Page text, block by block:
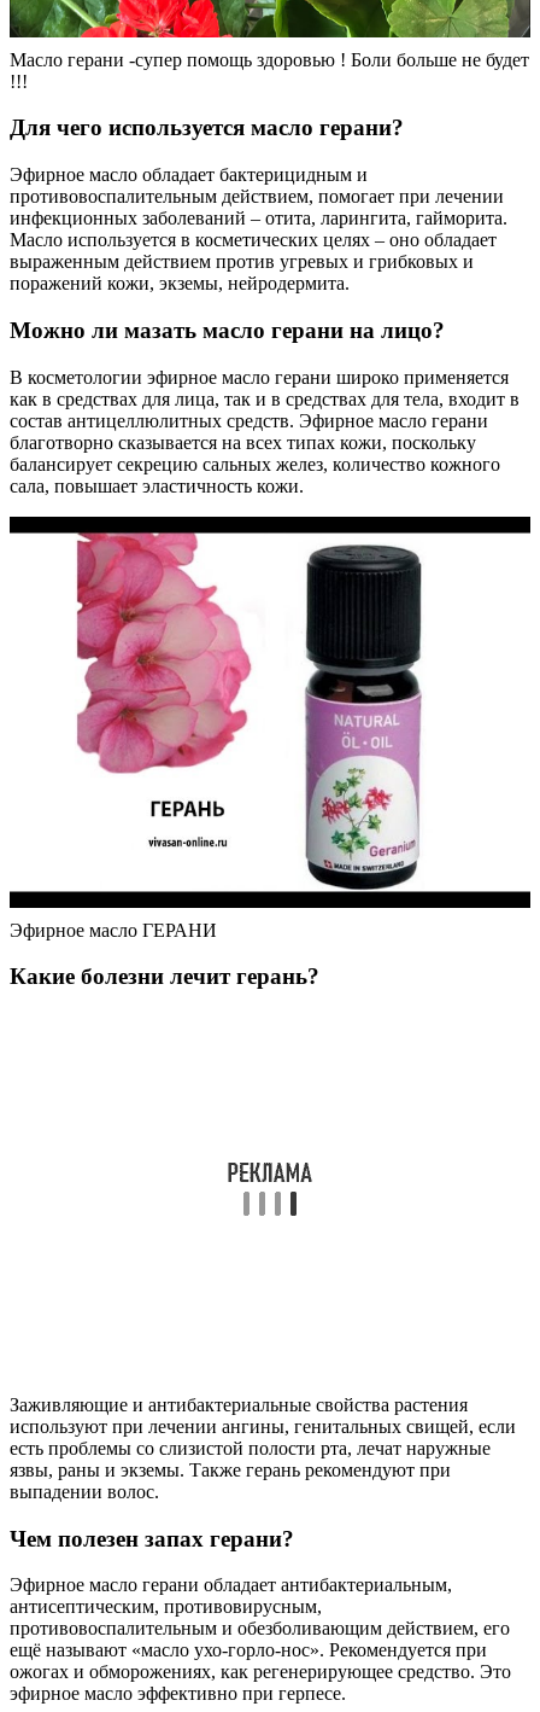
Масло герани -супер помощь здоровью ! Боли больше не будет
!!!
Для чего используется масло герани?
Эфирное масло обладает бактерицидным и
противовоспалительным действием, помогает при лечении
инфекционных заболеваний – отита, ларингита, гайморита.
Масло используется в косметических целях – оно обладает
выраженным действием против угревых и грибковых и
поражений кожи, экземы, нейродермита.
Можно ли мазать масло герани на лицо?
В косметологии эфирное масло герани широко применяется
как в средствах для лица, так и в средствах для тела, входит в
состав антицеллюлитных средств. Эфирное масло герани
благотворно сказывается на всех типах кожи, поскольку
балансирует секрецию сальных желез, количество кожного
сала, повышает эластичность кожи.
Эфирное масло ГЕРАНИ
Какие болезни лечит герань?
Заживляющие и антибактериальные свойства растения
используют при лечении ангины, генитальных свищей, если
есть проблемы со слизистой полости рта, лечат наружные
язвы, раны и экземы. Также герань рекомендуют при
выпадении волос.
Чем полезен запах герани?
Эфирное масло герани обладает антибактериальным,
антисептическим, противовирусным,
противовоспалительным и обезболивающим действием, его
ещё называют «масло ухо-горло-нос». Рекомендуется при
ожогах и обморожениях, как регенерирующее средство. Это
эфирное масло эффективно при герпесе.